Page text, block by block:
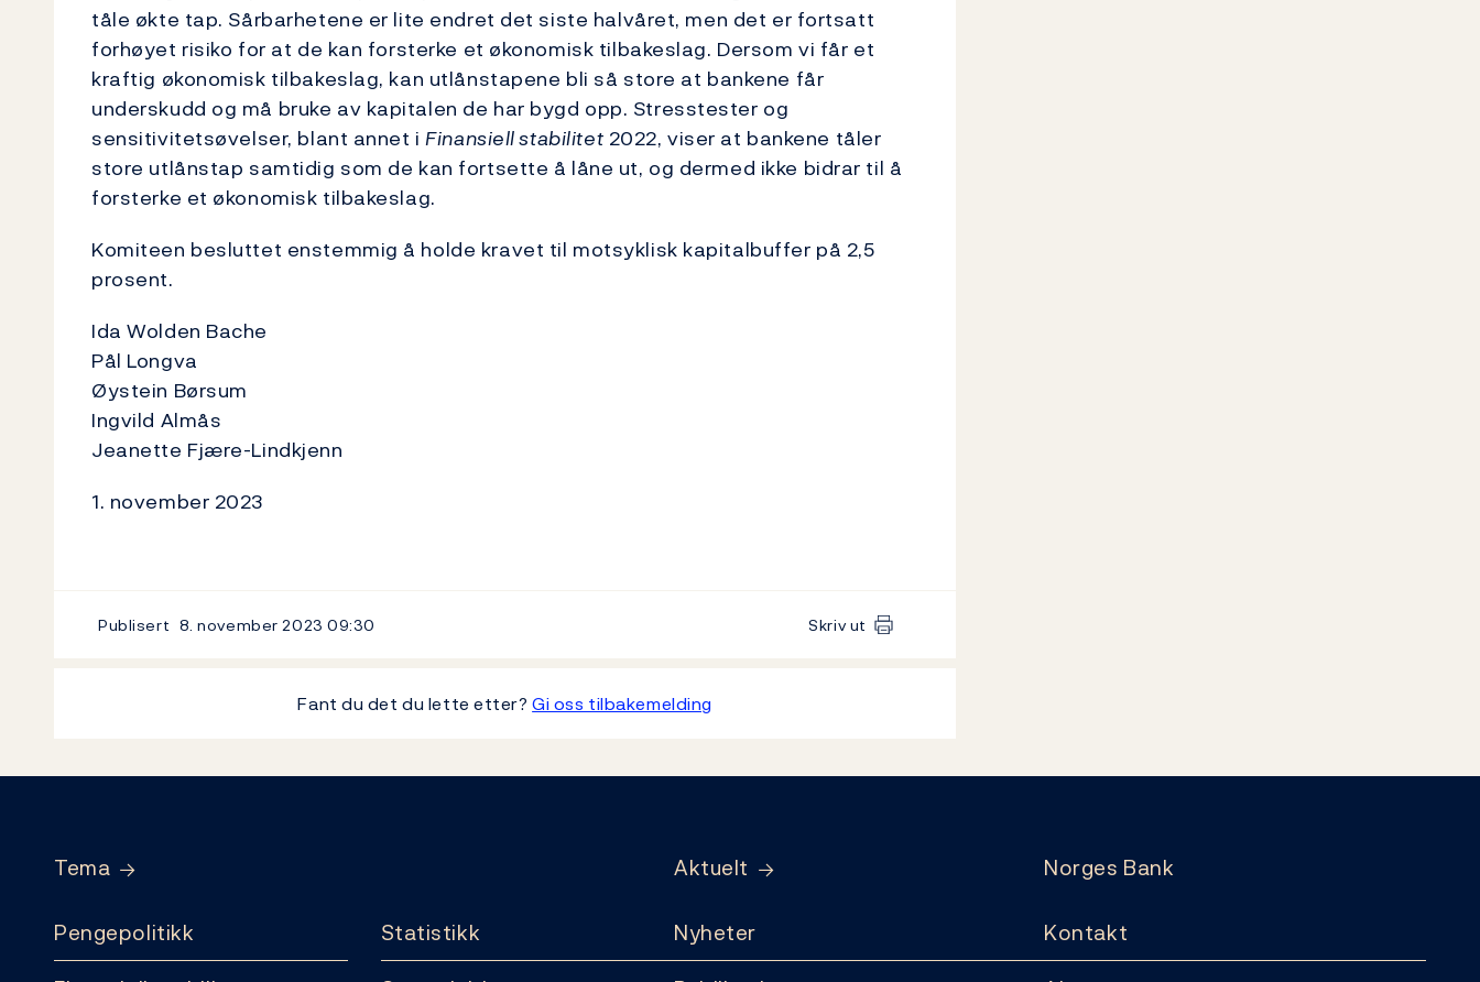
tåle økte tap. Sårbarhetene er lite endret det siste halvåret, men det er fortsatt
forhøyet risiko for at de kan forsterke et økonomisk tilbakeslag. Dersom vi får et
kraftig økonomisk tilbakeslag, kan utlånstapene bli så store at bankene får
underskudd og må bruke av kapitalen de har bygd opp. Stresstester og
sensitivitetsøvelser, blant annet iFinansiell stabilitet 2022, viser at bankene tåler
store utlånstap samtidig som de kan fortsette å låne ut, og dermed ikke bidrar til å
forsterke et økonomisk tilbakeslag.
Komiteen besluttet enstemmig å holde kravet til motsyklisk kapitalbuffer på 2,5
prosent.
Ida Wolden Bache
Pål Longva
Øystein Børsum
Ingvild Almås
Jeanette Fjære-Lindkjenn
1. november 2023
Publisert 8. november 202309:30 Skriv ut
Fant du det du lette etter?Gi oss tilbakemelding
Tema
Pengepolitikk
Statistikk
Aktuelt
Nyheter
Norges Bank
Kontakt